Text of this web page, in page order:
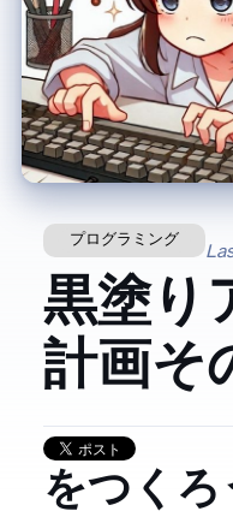
プログラミング
黒塗り
計画!! そ
GUIをつ